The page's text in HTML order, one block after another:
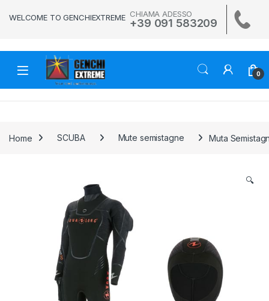
WELCOME TO GENCHIEXTREME CHIAMA ADESSO
+39 091 583209
0
Home SCUBA Mute semistagne Muta
🔍